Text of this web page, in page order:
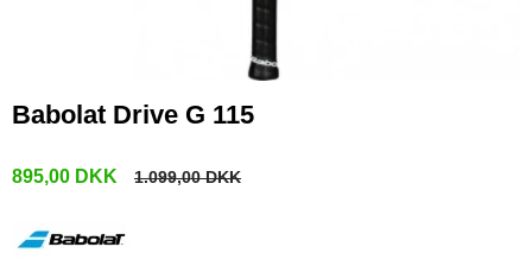
Babolat Drive G 115
895,00 DKK 1.099,00 DKK